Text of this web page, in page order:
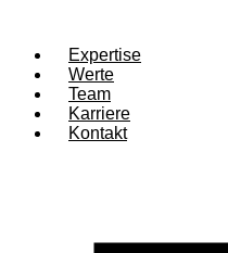
Expertise
Werte
Team
Karriere
Kontakt